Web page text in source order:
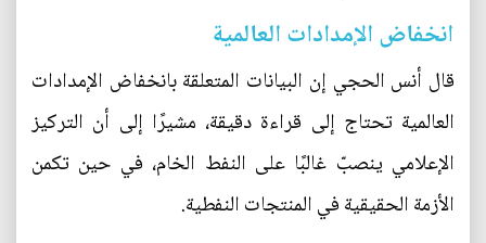
انخفاض الإمدادات العالمية
قال أنس الحجي إن البيانات المتعلقة بانخفاض الإمدادات
العالمية تحتاج إلى قراءة دقيقة، مشيرًا إلى أن التركيز
الإعلامي ينصبّ غالبًا على النفط الخام، في حين تكمن
الأزمة الحقيقية في المنتجات النفطية.